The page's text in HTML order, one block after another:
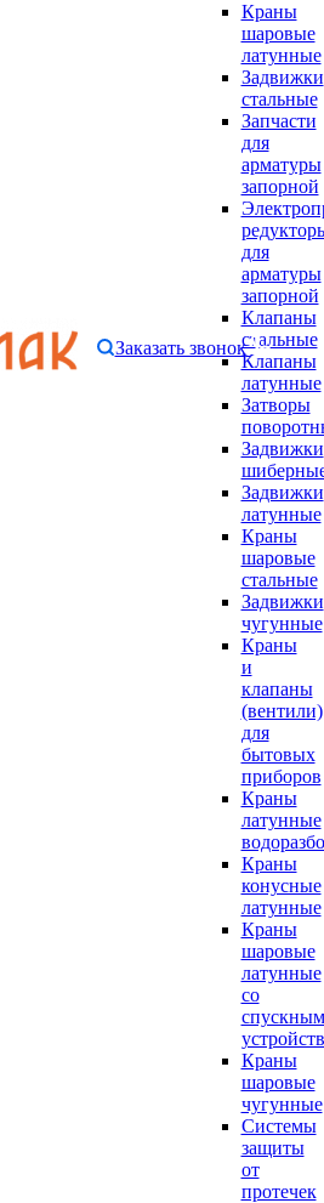
Краны
шаровые
латунные
Задвижки
стальные
Запчасти
для
арматуры
запорной
для
арматуры
запорной
Клапаны
стальные
Клапаны
латунные
Затворы
Задвижки
Задвижки
латунные
Краны
шаровые
стальные
Задвижки
чугунные
Краны
и
клапаны
(вентили)
для
бытовых
приборов
Краны
латунные
Краны
конусные
латунные
Краны
шаровые
латунные
со
спускным
Краны
шаровые
чугунные
Системы
защиты
от
протечек
Заказать звонок